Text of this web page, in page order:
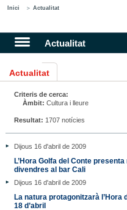
Inici Actualitat
Actualitat
Actualitat
Criteris de cerca:
Àmbit: Cultura i lleure
Resultat: 1707 notícies
Dijous 16 d'abril de 2009
L’Hora Golfa del Conte
divendres al bar Cali
Dijous 16 d'abril de 2009
La natura protagonitzarà l’Hora
18 d’abril